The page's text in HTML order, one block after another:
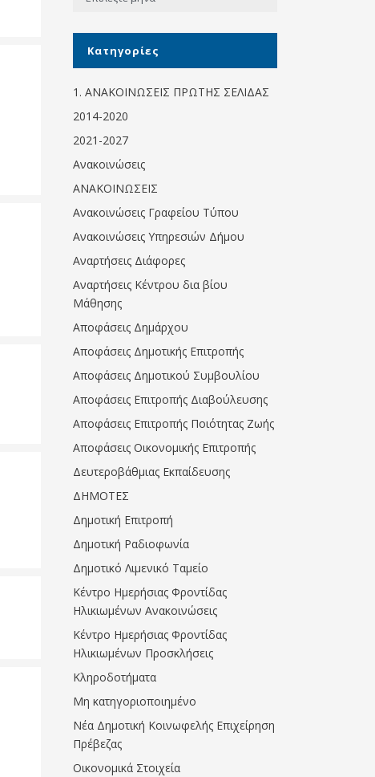
παντοπωλείο
Kοινωνικό
Πρόγραμμα
Φροντίδας
Ηλικιωμένων
(Κ.Η.Φ.Η.) Πρέβεζας
Kατηγορίες
1. ΑΝΑΚΟΙΝΩΣΕΙΣ ΠΡΩΤΗΣ ΣΕΛΙΔΑΣ
2014-2020
2021-2027
Ανακοινώσεις
ΑΝΑΚΟΙΝΩΣΕΙΣ
Ανακοινώσεις Γραφείου Τύπου
Ανακοινώσεις Υπηρεσιών Δήμου
Αναρτήσεις Διάφορες
Αναρτήσεις Κέντρου δια βίου
Μάθησης
Αποφάσεις Δημάρχου
Αποφάσεις Δημοτικής Επιτροπής
Αποφάσεις Δημοτικού Συμβουλίου
Αποφάσεις Επιτροπής Διαβούλευσης
Αποφάσεις Επιτροπής Ποιότητας Ζωής
Αποφάσεις Οικονομικής Επιτροπής
Δευτεροβάθμιας Εκπαίδευσης
ΔΗΜΟΤΕΣ
Δημοτική Επιτροπή
Δημοτική Ραδιοφωνία
Δημοτικό Λιμενικό Ταμείο
Κέντρο Ημερήσιας Φροντίδας
Ηλικιωμένων Ανακοινώσεις
Κέντρο Ημερήσιας Φροντίδας
Ηλικιωμένων Προσκλήσεις
Κληροδοτήματα
Μη κατηγοριοποιημένο
Νέα Δημοτική Κοινωφελής Επιχείρηση
Πρέβεζας
Οικονομικά Στοιχεία